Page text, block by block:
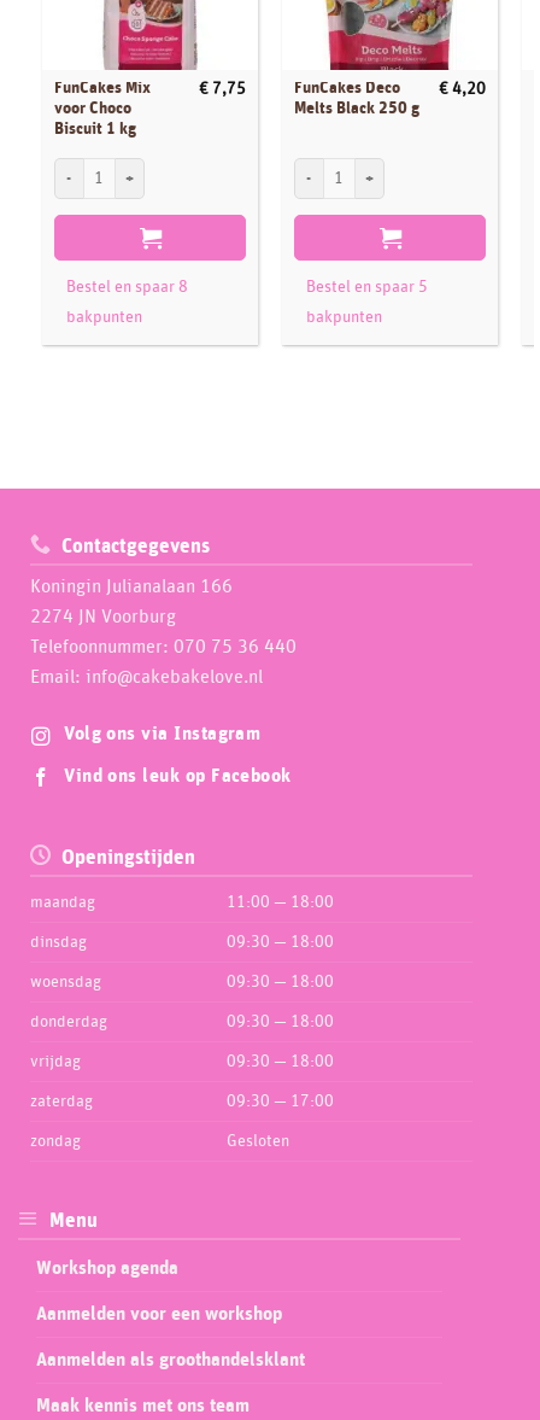
FunCakes Mix
voor Choco
Biscuit 1 kg
€ 7,75
FunCakes Mix voor Choco Biscuit 1 kg aantal
Bestel en spaar 8
bakpunten
FunCakes Deco
Melts Black 250 g
€ 4,20
FunCakes Deco Melts Black 250 g aantal
Bestel en spaar 5
bakpunten
Contactgegevens
Koningin Julianalaan 166
2274 JN Voorburg
Telefoonnummer: 070 75 36 440
Email: info@cakebakelove.nl
Volg ons via Instagram
Vind ons leuk op Facebook
Openingstijden
maandag 11:00 — 18:00
dinsdag 09:30 — 18:00
woensdag 09:30 — 18:00
donderdag 09:30 — 18:00
vrijdag 09:30 — 18:00
zaterdag 09:30 — 17:00
zondag Gesloten
Menu
Workshop agenda
Aanmelden voor een workshop
Aanmelden als groothandelsklant
Maak kennis met ons team